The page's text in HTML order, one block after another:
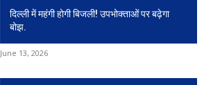
दिल्ली में महंगी होगी बिजली! उपभोक्ताओं पर बढ़ेगा
बोझ.
June 13, 2026